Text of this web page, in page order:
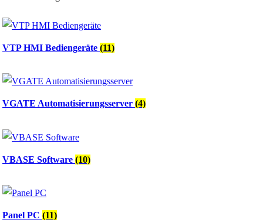
VTP HMI Bediengeräte (11)
VGATE Automatisierungsserver (4)
VBASE Software (10)
Panel PC (11)